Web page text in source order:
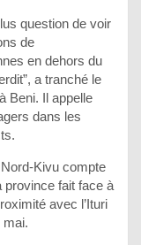
question de voir
de
en dehors du
a tranché le
Beni. Il appelle
dans les
Kivu compte
province fait face à
avec l’Ituri
mai.